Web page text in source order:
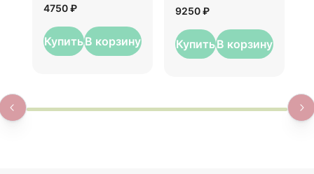
4750 ₽
КупитьВ корзину
9250 ₽
КупитьВ корзину